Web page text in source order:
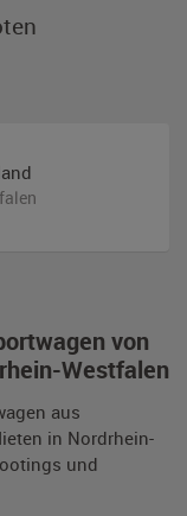
von
Westfalen
aus
in Nordrhein-
und